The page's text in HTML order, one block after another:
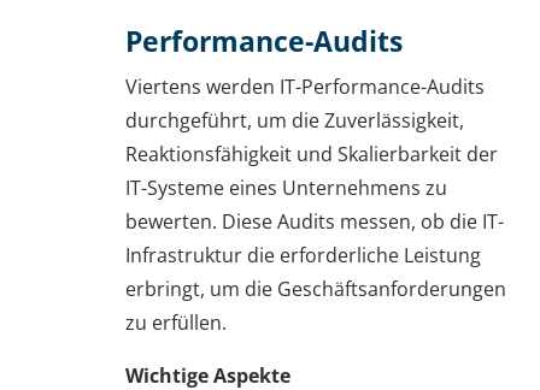
Performance-Audits
Viertens werden IT-Performance-Audits
durchgeführt, um die Zuverlässigkeit,
Reaktionsfähigkeit und Skalierbarkeit der
IT-Systeme eines Unternehmens zu
bewerten. Diese Audits messen, ob die IT-
Infrastruktur die erforderliche Leistung
erbringt, um die Geschäftsanforderungen
zu erfüllen.
Wichtige Aspekte